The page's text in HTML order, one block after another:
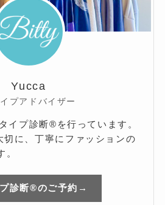
Yucca
プアドバイザー
イプ診断®を行っています。
切に、丁寧にファッションの
。
診断®のご予約→